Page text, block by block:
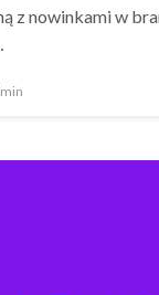
z nowinkami w